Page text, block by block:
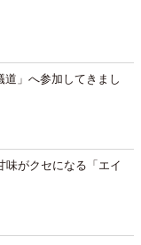
道」へ参加してきまし
味がクセになる「エイ